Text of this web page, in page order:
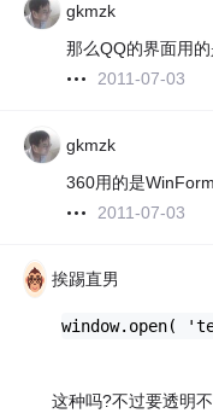
gkmzk
那么QQ的界面用
2011-07-03
gkmzk
360用的是
2011-07-03
挨踢直男
window.open(
这种吗?不过要透明